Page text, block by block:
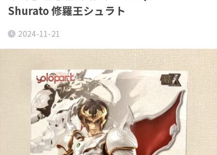
Shurato 修羅王シュラト
2024-11-21